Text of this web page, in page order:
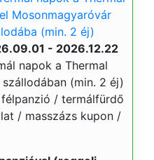
Mosonmagyaróvár
(min. 2 éj)
- 2026.12.22
napok a Thermal
(min. 2 éj)
/ termálfürdő
/ masszázs kupon /